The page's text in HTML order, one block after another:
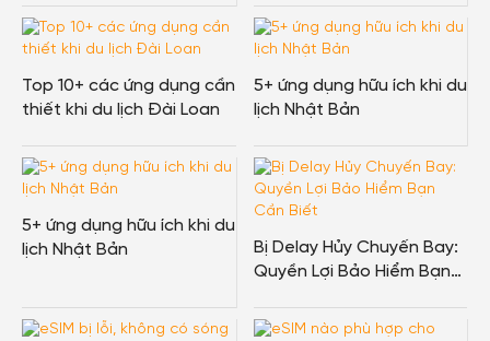
Top 10+ các ứng dụng cần
thiết khi du lịch Đài Loan
5+ ứng dụng hữu ích khi du
lịch Nhật Bản
5+ ứng dụng hữu ích khi du
lịch Nhật Bản
Bị Delay Hủy Chuyến Bay:
Quyền Lợi Bảo Hiểm Bạn